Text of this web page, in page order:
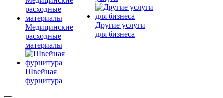
Медицинские
расходные
материалы
Швейная
фурнитура
Другие услуги
для бизнеса